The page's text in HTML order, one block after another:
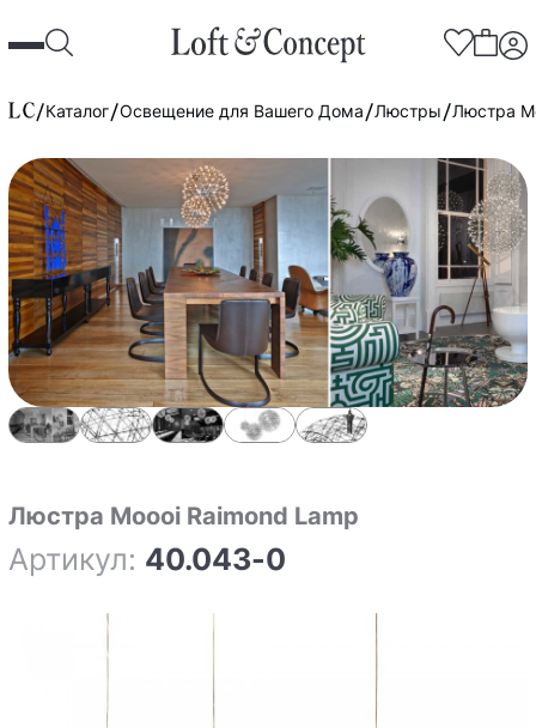
Каталог Освещение для Вашего Дома Люстры Люстра
Люстра Moooi Raimond Lamp
Артикул: 40.043-0